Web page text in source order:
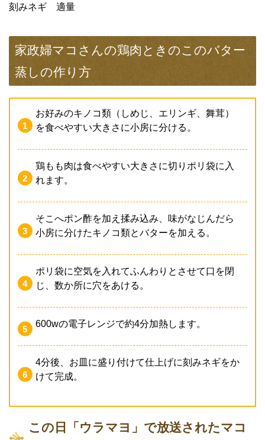
刻みネギ 適量
家政婦マコさんの鶏肉ときのこのバター
蒸しの作り方
お好みのキノコ類（しめじ、エリンギ、舞茸）
を食べやすい大きさに小房に分ける。
鶏もも肉は食べやすい大きさに切りポリ袋に入
れます。
そこへポン酢を加え揉み込み、味がなじんだら
小房に分けたキノコ類とバターを加える。
ポリ袋に空気を入れてふんわりとさせて口を閉
じ、数か所に穴をあける。
600wの電子レンジで約4分加熱します。
4分後、お皿に盛り付けて仕上げに刻みネギをか
けて完成。
この日「ウラマヨ」で放送されたマコ